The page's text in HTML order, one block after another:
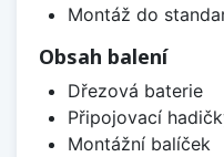
Montáž do
Obsah balení
Dřezová baterie
Připojovací
Montážní balíček